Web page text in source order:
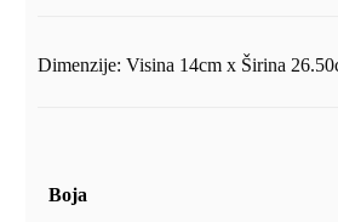
Dimenzije: Visina 14cm x Širina
Boja